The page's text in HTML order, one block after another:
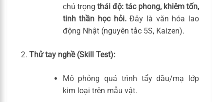
chú trọng thái độ: tác phong, khiêm tốn,
tinh thần học hỏi.Đây là văn hóa lao
động Nhật (nguyên tắc 5S, Kaizen).
Thử tay nghề (Skill Test):
Mô phỏng quá trình tẩy dầu/mạ lớp
kim loại trên mẫu vật.